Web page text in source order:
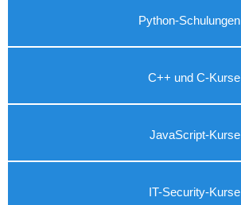
Python-Schulungen
C++ und C-Kurse
JavaScript-Kurse
IT-Security-Kurse